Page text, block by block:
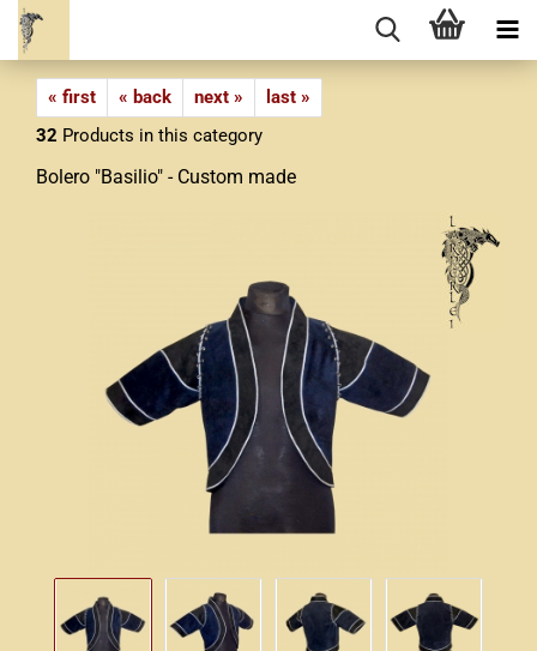
« first « back next »
last »
32 Products in this category
Bolero "Basilio" - Custom made